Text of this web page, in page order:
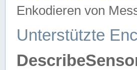
Enkodieren von
Unterstützte